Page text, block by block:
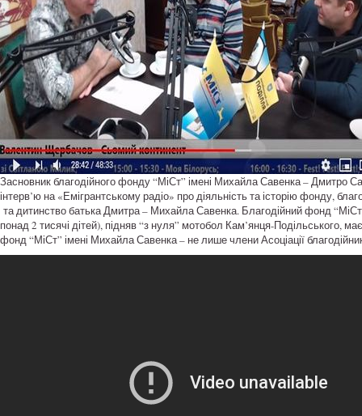
Засновник благодійного фонду “МіСт” імені Михайла Савенка – Дмитро
інтерв’ю на «Емігрантському радіо» про діяльність та історію фонду,
та дитинство батька Дмитра – Михайла Савенка. Благодійний фонд
понад 2 тисячі дітей), підняв “з нуля” мотобол Кам’янця-Подільського,
фонд “МіСт” імені Михайла Савенка – не лише члени Асоціації